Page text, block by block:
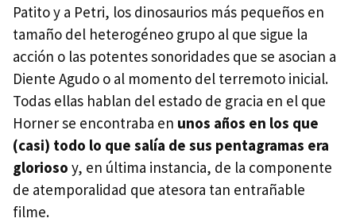
Patito y a Petri, los dinosaurios más pequeños en
tamaño del heterogéneo grupo al que sigue la
acción o las potentes sonoridades que se asocian a
Diente Agudo o al momento del terremoto inicial.
Todas ellas hablan del estado de gracia en el que
Horner se encontraba en unos años en los que
(casi) todo lo que salía de sus pentagramas era
glorioso y, en última instancia, de la componente
de atemporalidad que atesora tan entrañable
filme.